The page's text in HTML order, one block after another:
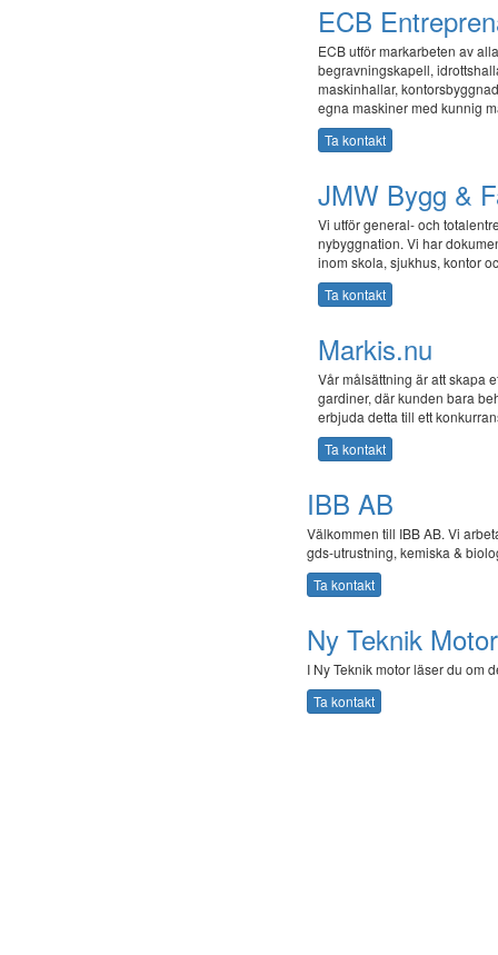
ECB
ECB utför markarbeten av
begravningskapell,
maskinhallar,
egna maskiner med kunnig
Ta kontakt
JMW Bygg &
Vi utför general- och
nybyggnation. Vi har
inom skola, sjukhus, kontor
Ta kontakt
Markis.nu
Vår målsättning är att skapa
gardiner, där kunden bara
erbjuda detta till ett
Ta kontakt
IBB AB
Välkommen till IBB AB. Vi
gds-utrustning, kemiska &
Ta kontakt
Ny Teknik Motor
I Ny Teknik motor läser du om
Ta kontakt